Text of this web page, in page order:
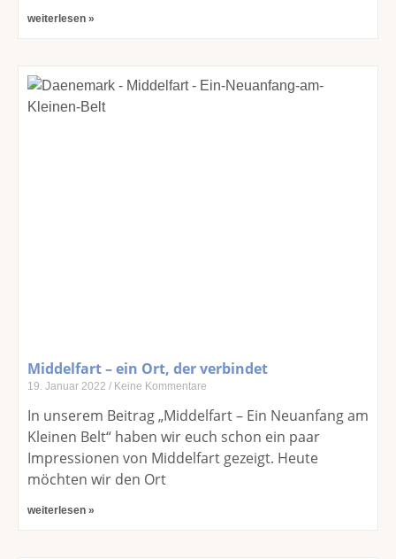
weiterlesen »
Middelfart – ein Ort, der verbindet
19. Januar 2022 Keine Kommentare
In unserem Beitrag „Middelfart – Ein Neuanfang am
Kleinen Belt“ haben wir euch schon ein paar
Impressionen von Middelfart gezeigt. Heute
möchten wir den Ort
weiterlesen »